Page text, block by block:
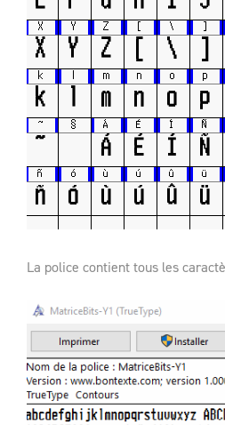
La police contient tous les